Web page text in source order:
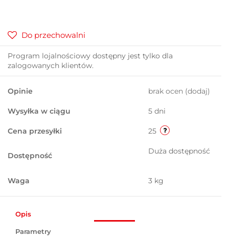
Do przechowalni
Program lojalnościowy dostępny jest tylko dla
zalogowanych klientów.
Opinie brak ocen (dodaj)
Wysyłka w ciągu 5 dni
Cena przesyłki 25
Dostępność Duża dostępność
Waga 3 kg
Opis
Parametry